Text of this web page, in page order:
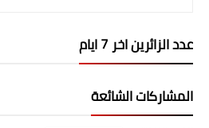
عدد الزائرين اخر 7 ايام
المشاركات الشائعة